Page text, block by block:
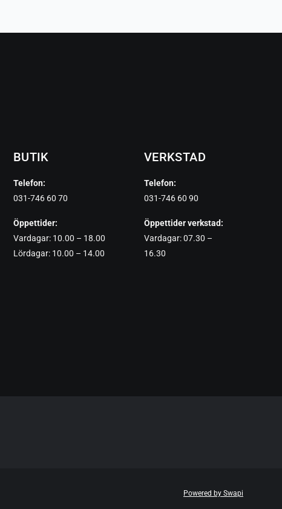
BUTIK
Telefon:
031-746 60 70
Öppettider:
Vardagar: 10.00 – 18.00
Lördagar: 10.00 – 14.00
VERKSTAD
Telefon:
031-746 60 90
Öppettider verkstad:
Vardagar: 07.30 –
16.30
Powered by Swapi